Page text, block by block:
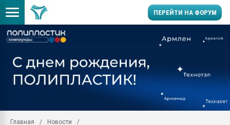
ПЕРЕЙТИ НА ФОРУМ
заводу пластмасс"
Главная
Новости